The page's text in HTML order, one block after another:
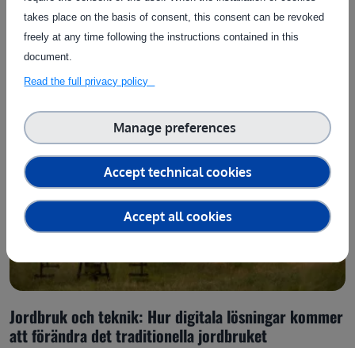
Posted on: 07 August 2026
Jordbruk och teknik: Hur digitala lösningar kommer
att förändra det traditionella jordbruket
takes place on the basis of consent, this consent can be revoked
freely at any time following the instructions contained in this
document.
Read the full privacy policy
Accept technical cookies
Manage preferences
Accept all cookies